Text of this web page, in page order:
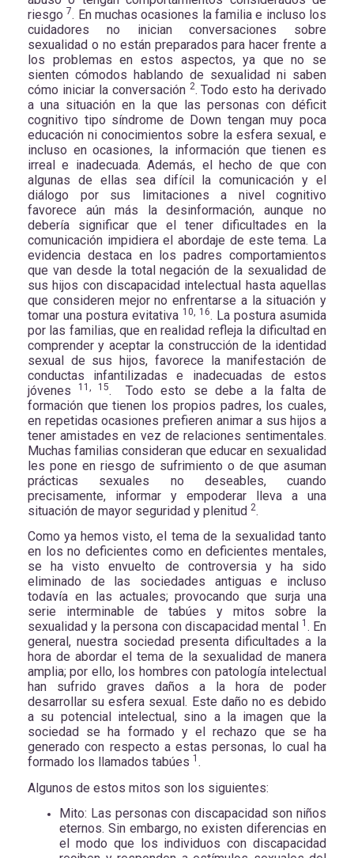
riesgo 7. En muchas ocasiones la familia e incluso los
cuidadores no inician conversaciones sobre
sexualidad o no están preparados para hacer frente a
los problemas en estos aspectos, ya que no se
sienten cómodos hablando de sexualidad ni saben
cómo iniciar la conversación 2. Todo esto ha derivado
a una situación en la que las personas con déficit
cognitivo tipo síndrome de Down tengan muy poca
educación ni conocimientos sobre la esfera sexual, e
incluso en ocasiones, la información que tienen es
irreal e inadecuada. Además, el hecho de que con
algunas de ellas sea difícil la comunicación y el
diálogo por sus limitaciones a nivel cognitivo
favorece aún más la desinformación, aunque no
debería significar que el tener dificultades en la
comunicación impidiera el abordaje de este tema. La
evidencia destaca en los padres comportamientos
que van desde la total negación de la sexualidad de
sus hijos con discapacidad intelectual hasta aquellas
que consideren mejor no enfrentarse a la situación y
tomar una postura evitativa 10, 16. La postura asumida
por las familias, que en realidad refleja la dificultad en
comprender y aceptar la construcción de la identidad
sexual de sus hijos, favorece la manifestación de
conductas infantilizadas e inadecuadas de estos
jóvenes
11, 15. Todo esto se debe a la falta de
formación que tienen los propios padres, los cuales,
en repetidas ocasiones prefieren animar a sus hijos a
tener amistades en vez de relaciones sentimentales.
Muchas familias consideran que educar en sexualidad
les pone en riesgo de sufrimiento o de que asuman
prácticas sexuales no deseables, cuando
precisamente, informar y empoderar lleva a una
situación de mayor seguridad y plenitud 2.
Como ya hemos visto, el tema de la sexualidad tanto
en los no deficientes como en deficientes mentales,
se ha visto envuelto de controversia y ha sido
eliminado de las sociedades antiguas e incluso
todavía en las actuales; provocando que surja una
serie interminable de tabúes y mitos sobre la
sexualidad y la persona con discapacidad mental
1 . En
general, nuestra sociedad presenta dificultades a la
hora de abordar el tema de la sexualidad de manera
amplia; por ello, los hombres con patología intelectual
han sufrido graves daños a la hora de poder
desarrollar su esfera sexual. Este daño no es debido
a su potencial intelectual, sino a la imagen que la
sociedad se ha formado y el rechazo que se ha
generado con respecto a estas personas, lo cual ha
formado los llamados tabúes 1 .
Algunos de estos mitos son los siguientes:
Mito: Las personas con discapacidad son niños
eternos. Sin embargo, no existen diferencias en
el modo que los individuos con discapacidad